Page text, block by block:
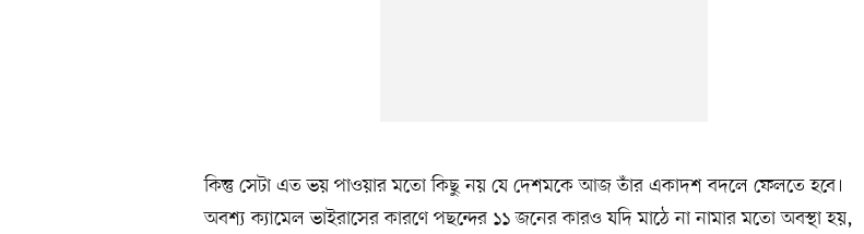
কিন্তু সেটা এত ভয় পাওয়ার মতো কিছু নয় যে দেশমকে আজ তাঁর একাদশ বদলে ফেলতে হবে।
অবশ্য ক্যামেল ভাইরাসের কারণে পছন্দের ১১ জনের কারও যদি মাঠে না নামার মতো অবস্থা হয়,